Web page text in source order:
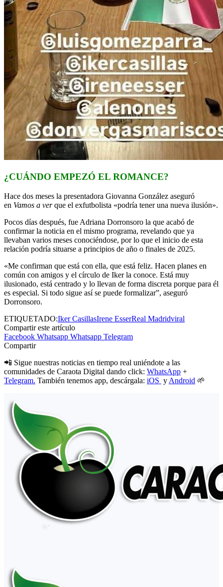
¿CUÁNDO EMPEZÓ EL ROMANCE?
Hace dos meses la presentadora Giovanna González aseguró
en Vamos a verque el exfutbolista «podría tener una nueva ilusión».
Pocos días después, fue Adriana Dorronsoro la que acabó de
confirmar la noticia en el mismo programa, revelando que ya
llevaban varios meses conociéndose, por lo que el inicio de esta
relación podría situarse a principios de año o finales de 2025.
«Me confirman que está con ella, que está feliz. Hacen planes en
común con amigos y el círculo de Iker la conoce. Está muy
ilusionado, está centrado y lo llevan de forma discreta porque para él
es especial. Si todo sigue así se puede formalizar”, aseguró
Dorronsoro.
ETIQUETADO:Iker CasillasIrene EsserReal Madridviral
Compartir este artículo
Facebook Whatsapp Whatsapp Telegram
Compartir
📲 Sigue nuestras noticias en tiempo real uniéndote a las
comunidades de Caraota Digital dando click: WhatsApp +
Telegram. También tenemos app, descárgala: iOS y Android 🌱